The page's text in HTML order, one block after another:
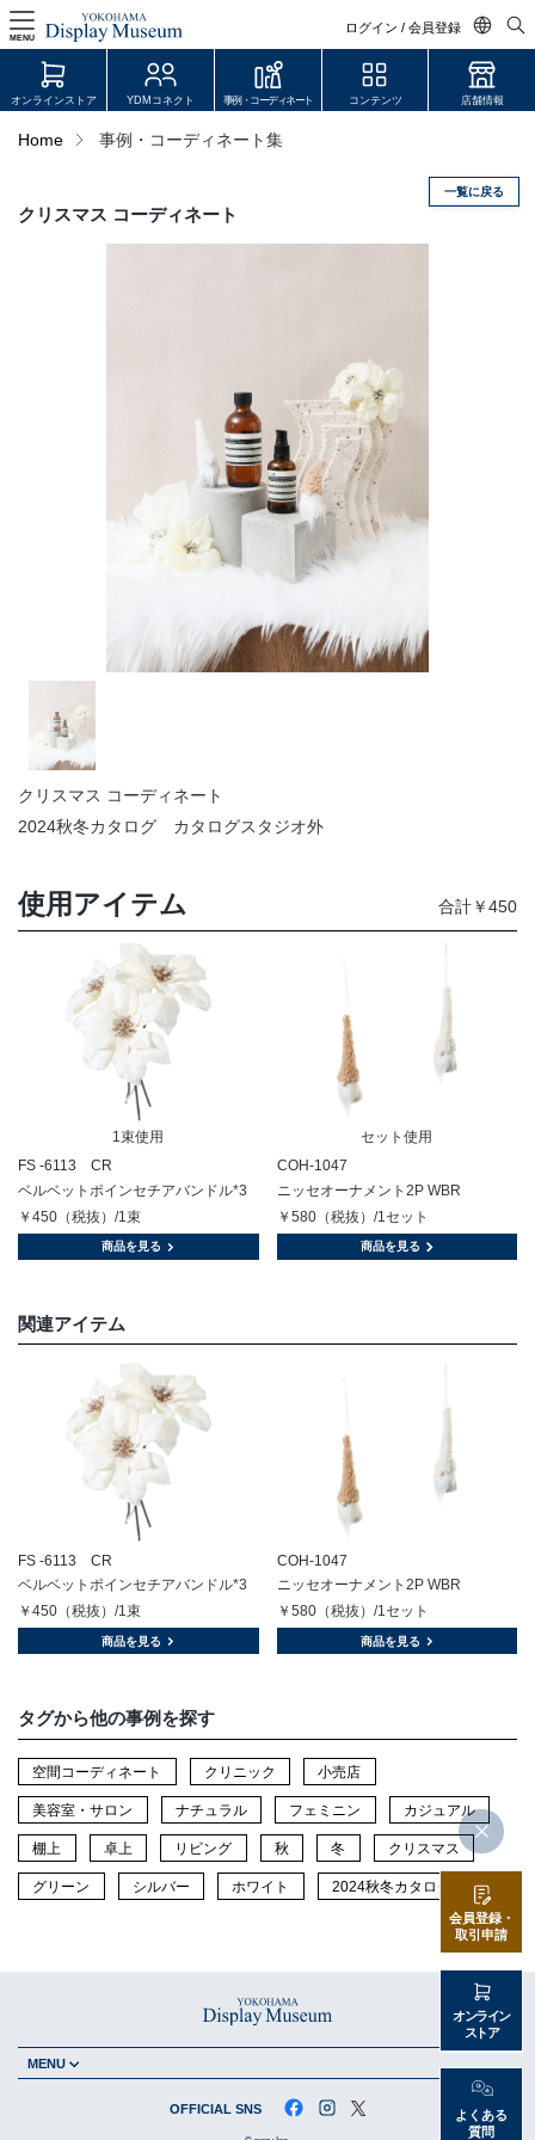
ログイン / 会員登録
日本語
MENU
オンラインストア
JDCA(ディスプレイスクール)
店舗情報・営業日
採用情報
お問い合わせ
プライバシーポリシー
OFFICIAL SNS
オンラインストア YDMコネクト 事例・コーディネート コンテンツ 店舗情報
Home 事例・コーディネート集
一覧に戻る
クリスマス コーディネート
クリスマス コーディネート
2024秋冬カタログ カタログスタジオ外
使用アイテム 合計￥450
1束使用
FS -6113 CR
ベルベットポインセチアバンドル*3
￥450（税抜）/1束
商品を見る
セット使用
COH-1047
ニッセオーナメント2P WBR
￥580（税抜）/1セット
商品を見る
関連アイテム
FS -6113 CR
ベルベットポインセチアバンドル*3
￥450（税抜）/1束
商品を見る
COH-1047
ニッセオーナメント2P WBR
￥580（税抜）/1セット
商品を見る
タグから他の事例を探す
空間コーディネート クリニック 小売店
美容室・サロン ナチュラル フェミニン カジュアル
棚上 卓上 リビング 秋 冬 クリスマス
グリーン シルバー ホワイト 2024秋冬カタログ
会員登録・
取引申請
オンライン
ストア
よくある
質問
MENU
OFFICIAL SNS